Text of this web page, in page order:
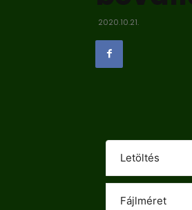
2020.10.21.
Letöltés
Fájlméret